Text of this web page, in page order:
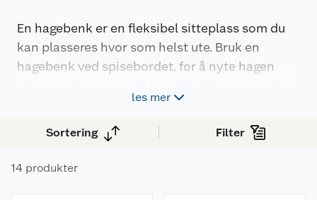
En hagebenk er en fleksibel sitteplass som du
kan plasseres hvor som helst ute. Bruk en
hagebenk ved spisebordet, for å nyte hagen
les mer
Sortering Filter
14 produkter